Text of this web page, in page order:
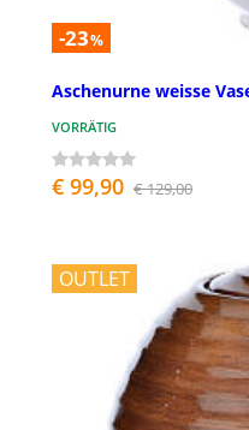
-23%
Aschenurne weisse
VORRÄTIG
€ 99,90 € 129,00
OUTLET